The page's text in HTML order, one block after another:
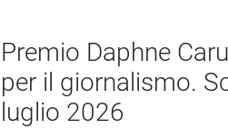
Premio Daphne
per il giornalismo.
luglio 2026